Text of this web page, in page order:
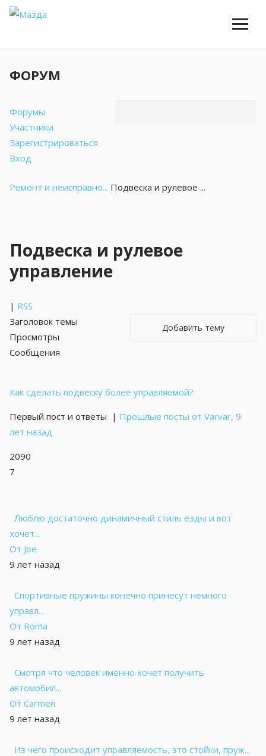
ФОРУМ
Форумы
Участники
Зарегистрироваться
Вход
Ремонт и неисправно... Подвеска и рулевое ...
Подвеска и рулевое
управление
| RSS
Добавить тему
Заголовок темы
Просмотры
Сообщения
Как сделать подвеску более управляемой?
Первый пост и ответы | Прошлые посты от Varvar, 9
лет назад
2090
7
Люблю достаточно динамичный стиль езды и вот
хочет...
От Joe
9 лет назад
Спортивные пружины конечно принесут немного
управл...
От Roma
9 лет назад
Смотря что человек именно хочет получить
автомобил...
От Carmen
9 лет назад
Из чего происходит управляемость, это стойки, пруж...